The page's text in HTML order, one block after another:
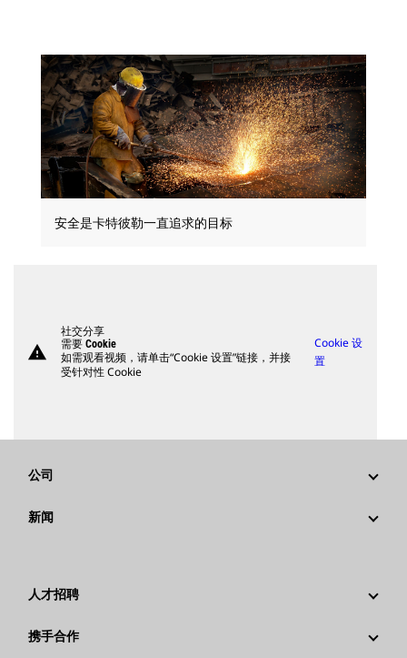
安全是卡特彼勒一直追求的目标
warning
社交分享
需要 Cookie
如需观看视频，请单击“Cookie 设置”链接，并接
受针对性 Cookie
Cookie 设
置
公司
战略
卡特彼勒 基金会
行为准则
新闻
社交媒体
人才招聘
为什么选择卡特彼勒？
携手合作